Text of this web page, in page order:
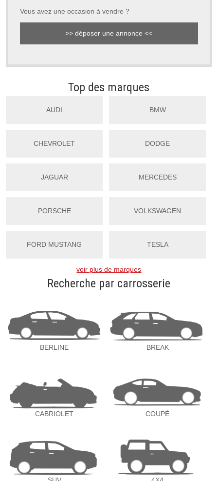
Vous avez une occasion à vendre ?
>> déposer une annonce <<
Top des marques
AUDI BMW
CHEVROLET DODGE
JAGUAR MERCEDES
PORSCHE VOLKSWAGEN
FORD MUSTANG TESLA
voir plus de marques
Recherche par carrosserie
BERLINE BREAK
CABRIOLET COUPÉ